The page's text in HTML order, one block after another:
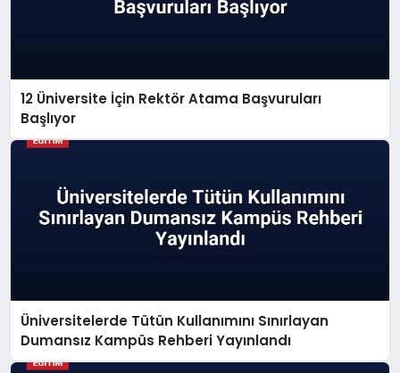
12 Üniversite İçin Rektör Atama Başvuruları
Başlıyor
Üniversitelerde Tütün Kullanımını Sınırlayan
Dumansız Kampüs Rehberi Yayınlandı